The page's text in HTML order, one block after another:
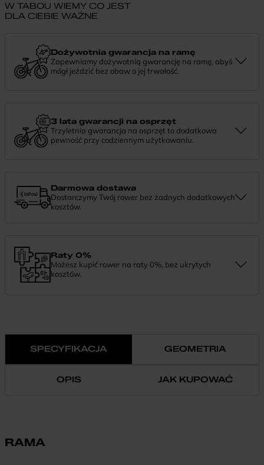
W TABOU WIEMY CO JEST
DLA CIEBIE WAŻNE
Dożywotnia gwarancja na ramę
Zapewniamy dożywotnią gwarancję na ramę, abyś
mógł jeździć bez obaw o jej trwałość.
chętnie pomożemy.3 lata gwarancji na osprzęt
Trzyletnia gwarancja na osprzęt to dodatkowa
pewność przy codziennym użytkowaniu.
Darmowa dostawa
Dostarczymy Twój rower bez żadnych dodatkowych
kosztów.
Raty 0%
Możesz kupić rower na raty 0%, bez ukrytych
kosztów.
SPECYFIKACJA GEOMETRIA
OPIS JAK KUPOWAĆ
RAMA